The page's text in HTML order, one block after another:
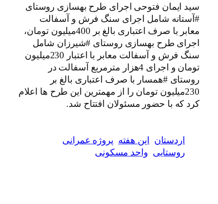
سید ایمان فتوحی اجرای طرح بهسازی روستای
#آستانه شامل اجرای سنگ فرش و آسفالت
معابر با صرف اعتباری بالغ بر 400میلیون تومان،
اجرای طرح بهسازی روستای #شیرزان شامل
سنگ فرش و آسفالت معابر با اعتبار 230میلیون
تومان و اجرای 4هزار مترمربع آسفالت در
روستای #همسار با صرف اعتباری بالغ بر
230میلیون تومان را از مهمترین این طرح ها اعلام
کرد که با حضور مسئولان افتتاح شد.
اردستان این هفته پروژه عمرانی
روستایی واحد مسکونی